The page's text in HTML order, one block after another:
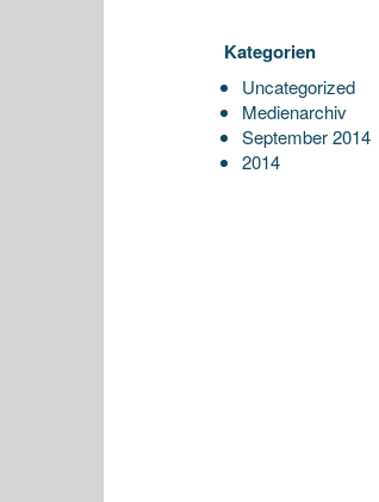
Kategorien
Uncategorized
Medienarchiv
September 2014
2014